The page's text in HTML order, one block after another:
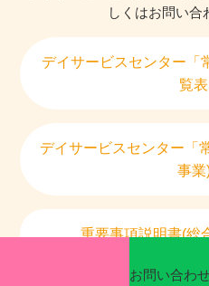
お問い合わ
しくはお問い合
デイサービスセンター「
覧表
デイサービスセンター「
事業
重要事項説明書(総